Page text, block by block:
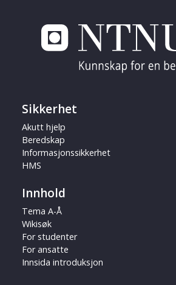
Sikkerhet
Akutt hjelp
Beredskap
Informasjonssikkerhet
HMS
Innhold
Tema A-Å
Wikisøk
For studenter
For ansatte
Innsida introduksjon